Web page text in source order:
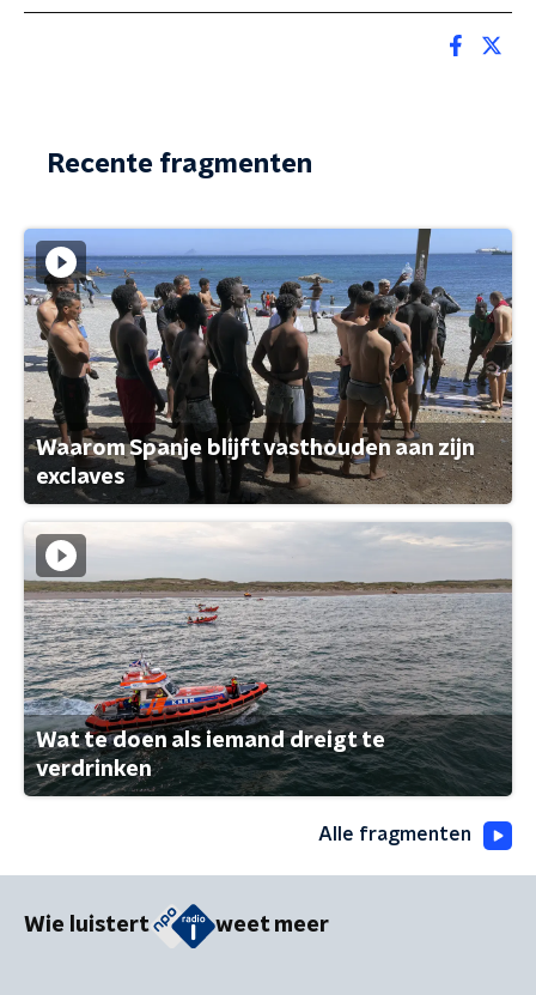
Recente fragmenten
Waarom Spanje blijft vasthouden aan zijn
exclaves
Wat te doen als iemand dreigt te
verdrinken
Alle fragmenten
Wie luistert weet meer